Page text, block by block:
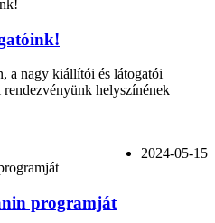
a nagy kiállítói és látogatói
helyszínének
2024-05-15
programját